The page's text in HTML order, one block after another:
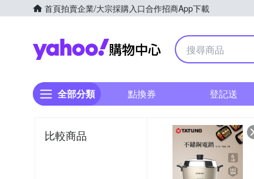
首頁拍賣企業/大宗採購入口合作招商App下載
Yahoo購物中心
全部分類 點換券 登記送
比較商品